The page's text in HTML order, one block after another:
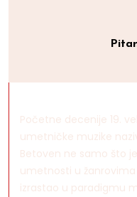
Početne decenije 19.
umetničke muzike
Betoven ne samo što
umetnosti u
izrastao u paradigmu